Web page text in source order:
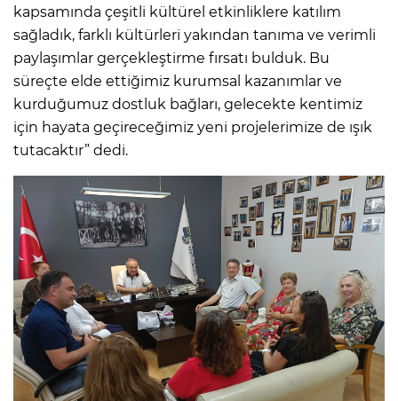
kapsamında çeşitli kültürel etkinliklere katılım
sağladık, farklı kültürleri yakından tanıma ve verimli
paylaşımlar gerçekleştirme fırsatı bulduk. Bu
süreçte elde ettiğimiz kurumsal kazanımlar ve
kurduğumuz dostluk bağları, gelecekte kentimiz
için hayata geçireceğimiz yeni projelerimize de ışık
tutacaktır” dedi.